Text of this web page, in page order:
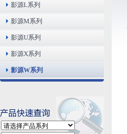
影源L系列
影源M系列
影源U系列
影源X系列
影源W系列